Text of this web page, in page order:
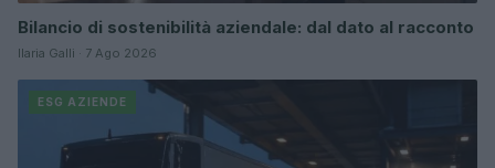
Bilancio di sostenibilità aziendale: dal dato al racconto
Ilaria Galli · 7 Ago 2026
ESG AZIENDE